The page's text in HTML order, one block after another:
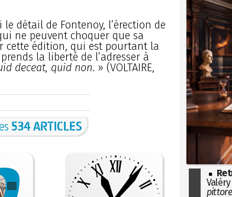
détail de Fontenoy, l’érection de
ne peuvent choquer que sa
cette édition, qui est pourtant la
la liberté de l’adresser à
deceat, quid non. » (VOLTAIRE,
534 ARTICLES